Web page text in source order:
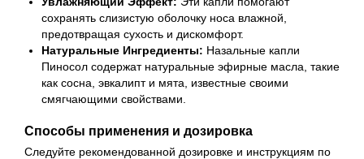
сохранять слизистую оболочку носа влажной,
предотвращая сухость и дискомфорт.
Натуральные Ингредиенты: Назальные капли
Пиносол содержат натуральные эфирные масла, такие
как сосна, эвкалипт и мята, известные своими
смягчающими свойствами.
Способы применения и дозировка
Следуйте рекомендованной дозировке и инструкциям по